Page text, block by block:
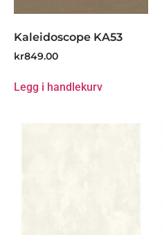
Kaleidoscope KA53
kr849.00
Legg i handlekurv